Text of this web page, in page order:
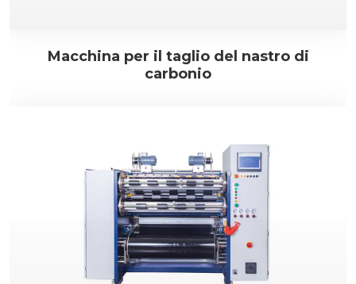
Macchina per il taglio del nastro di
carbonio